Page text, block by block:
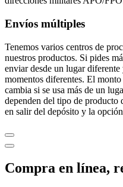
Envíos múltiples
Tenemos varios centros de
nuestros productos. Si pides
enviar desde un lugar
momentos diferentes. El
cambia si se usa más de un
dependen del tipo de producto
en salir del depósito y la
Compra en línea,